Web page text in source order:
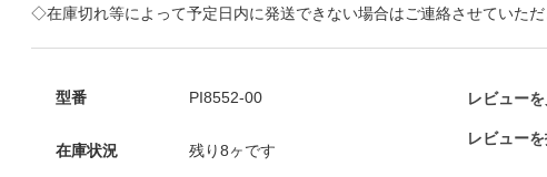
◇在庫切れ等によって予定日内に発送できない場合はご連絡させていただ
型番 PI8552-00
在庫状況 残り8ヶです
レビュー
レビュー